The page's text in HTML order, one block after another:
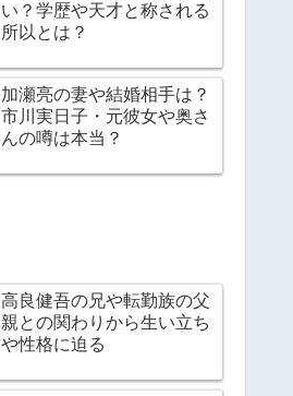
い？学歴や天才と称される
所以とは？
加瀬亮の妻や結婚相手は？
市川実日子・元彼女や奥さ
んの噂は本当？
高良健吾の兄や転勤族の父
親との関わりから生い立ち
や性格に迫る